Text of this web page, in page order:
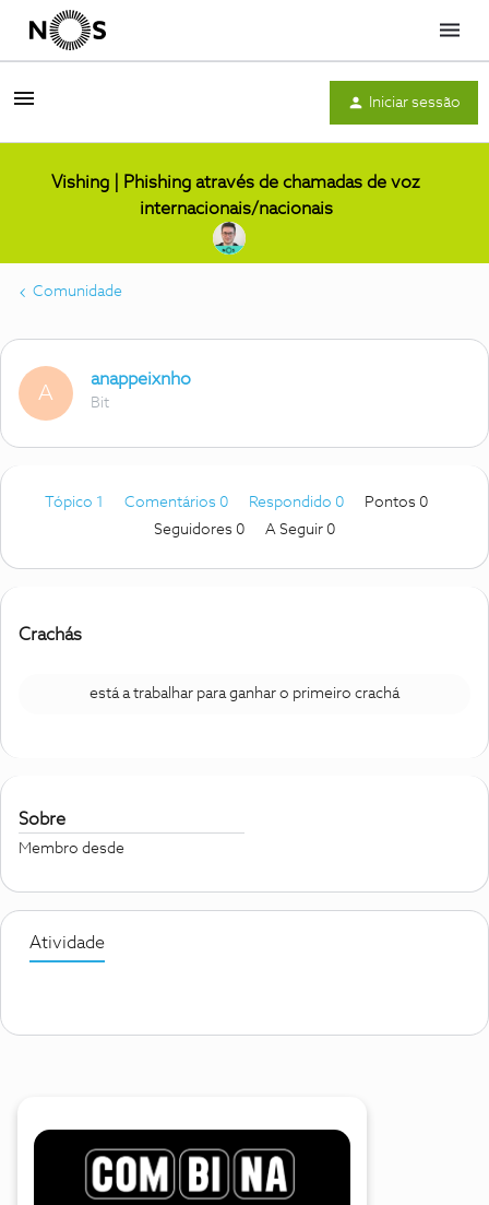
Menu
Iniciar sessão
Vishing | Phishing através de chamadas de voz
internacionais/nacionais
Comunidade
A
anappeixnho
Bit
Tópico 1 Comentários 0 Respondido 0
Pontos 0
Seguidores 0 A Seguir 0
Crachás
está a trabalhar para ganhar o primeiro crachá
Sobre
Membro desde
Atividade